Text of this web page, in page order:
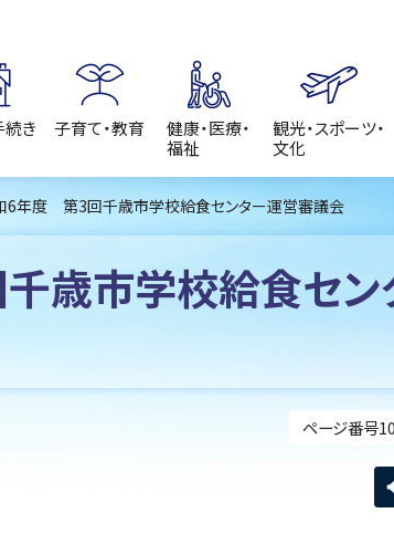
続き 子育て・教育
健康・医療・
福祉
観光・スポーツ・
文化
6年度 第3回千歳市学校給食センター運営審議会
歳市学校給食セン
ページ番号